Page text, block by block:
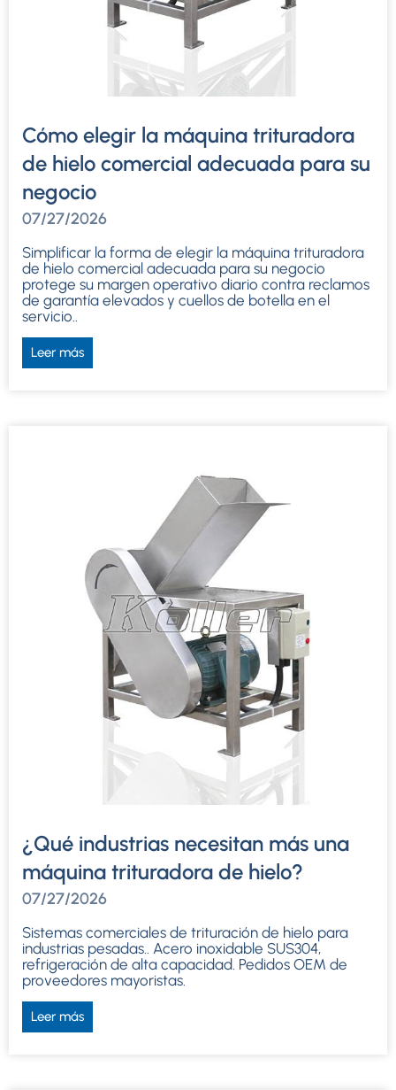
Cómo elegir la máquina trituradora
de hielo comercial adecuada para su
negocio
07/27/2026
Simplificar la forma de elegir la máquina trituradora
de hielo comercial adecuada para su negocio
protege su margen operativo diario contra reclamos
de garantía elevados y cuellos de botella en el
servicio..
Leer más
¿Qué industrias necesitan más una
máquina trituradora de hielo?
07/27/2026
Sistemas comerciales de trituración de hielo para
industrias pesadas.. Acero inoxidable SUS304,
refrigeración de alta capacidad. Pedidos OEM de
proveedores mayoristas.
Leer más